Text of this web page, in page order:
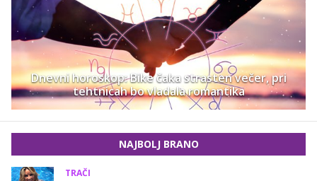
Dnevni horoskop: Bike čaka strasten večer, pri
tehtnicah bo vladala romantika
NAJBOLJ BRANO
TRAČI